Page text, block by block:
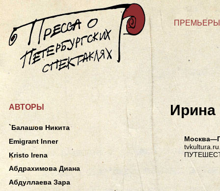
ПРЕМЬЕРЫ
Ирина
АВТОРЫ
`Балашов Никита
Emigrant Inner
Kristo Irena
Абдрахимова Диана
Абдуллаева Зара